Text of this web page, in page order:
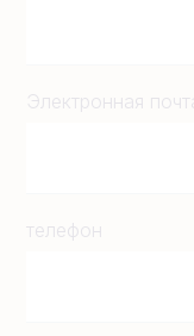
Электронная почта
телефон